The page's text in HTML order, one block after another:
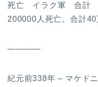
死亡 イラク軍 合計
200000人死亡。合計40
————
紀元前338年 – マケド